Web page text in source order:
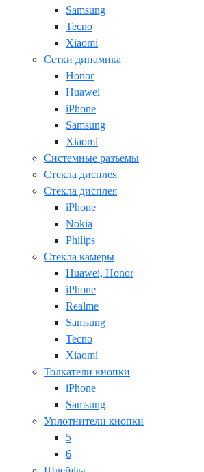
Samsung
Tecno
Xiaomi
Сетки динамика
Honor
Huawei
iPhone
Samsung
Xiaomi
Системные разъемы
Стекла дисплея
Стекла дисплея
iPhone
Nokia
Philips
Стекла камеры
Huawei, Honor
iPhone
Realme
Samsung
Tecno
Xiaomi
Толкатели кнопки
iPhone
Samsung
Уплотнители кнопки
5
6